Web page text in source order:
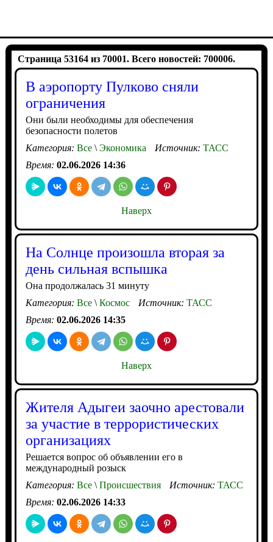
Страница 53164 из 70001. Всего новостей: 700006.
В аэропорту Пулково сняли
ограничения
Они были необходимы для обеспечения
безопасности полетов
Категория: Все\Экономика Источник: ТАСС
Время: 02.06.2026 14:36
Наверх
На Солнце произошла вторая за
день сильная вспышка
Она продолжалась 31 минуту
Категория: Все\Космос Источник: ТАСС
Время: 02.06.2026 14:35
Наверх
Жителя Адыгеи заочно арестовали
за участие в террористических
организациях
Решается вопрос об объявлении его в
международный розыск
Категория: Все\Происшествия Источник: ТАСС
Время: 02.06.2026 14:33